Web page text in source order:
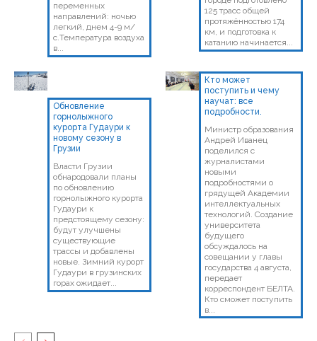
переменных
направлений: ночью
легкий, днем 4-9 м/
с.Температура воздуха
в...
125 трасс общей
протяжённостью 174
км, и подготовка к
катанию начинается...
Обновление
горнолыжного
курорта Гудаури к
новому сезону в
Грузии
Власти Грузии
обнародовали планы
по обновлению
горнолыжного курорта
Гудаури к
предстоящему сезону:
будут улучшены
существующие
трассы и добавлены
новые. Зимний курорт
Гудаури в грузинских
горах ожидает...
Кто может
поступить и чему
научат: все
подробности.
Министр образования
Андрей Иванец
поделился с
журналистами
новыми
подробностями о
грядущей Академии
интеллектуальных
технологий. Создание
университета
будущего
обсуждалось на
совещании у главы
государства 4 августа,
передает
корреспондент БЕЛТА.
Кто сможет поступить
в...